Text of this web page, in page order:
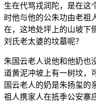
生在代骂戎润陀，是在这
时他与他的公朱功由老祖
在，这地处坪上的山坡下
刘氏老太婆的坟墓呢？
朱国云老人说他和他奶也
道黄泥冲坡上有一树坟，
国云老人的奶是朱扬玺的
祖人携家人在抵季公安寨